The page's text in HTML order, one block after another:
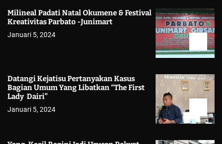
Milineal Padati Natal Okumene & Festival
Kreativitas Parbato -Junimart
Januari 5, 2024
Datangi Kejatisu Pertanyakan Kasus
Bagian Umum Yang Libatkan “The First
Lady Dairi”
Januari 5, 2024